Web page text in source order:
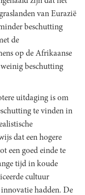
van Eurazië
beschutting
de
op de Afrikaanse
weinig beschutting
uitdaging is om
te vinden in
dat een hogere
een goed einde te
tijd in koude
cultuur
hadden. De